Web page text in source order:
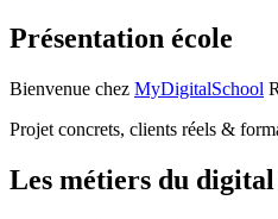
Présentation école
Bienvenue chez MyDigitalSchool
Projet concrets, clients réels &
Les métiers du